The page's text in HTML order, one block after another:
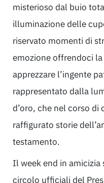
misterioso dal buio
illuminazione delle
riservato momenti di
emozione offrendoci
apprezzare l’ingente
rappresentato dalla
d’oro, che nel corso di
raffigurato storie
testamento.
Il week end in amicizia
circolo ufficiali del